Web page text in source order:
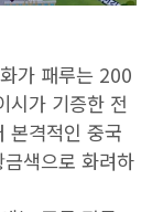
가 패루는 200
시가 기증한 전
본격적인 중국
색으로 화려하